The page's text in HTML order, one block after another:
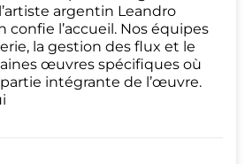
argentin Leandro
confie l’accueil. Nos équipes
la gestion des flux et le
œuvres spécifiques où
intégrante de l’œuvre.